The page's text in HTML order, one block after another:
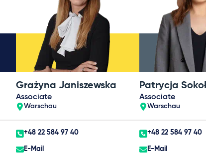
Grażyna Janiszewska
Associate
Warschau
+48 22 584 97 40
E-Mail
Patrycja
Associate
Warschau
+48 22 584 97 40
E-Mail